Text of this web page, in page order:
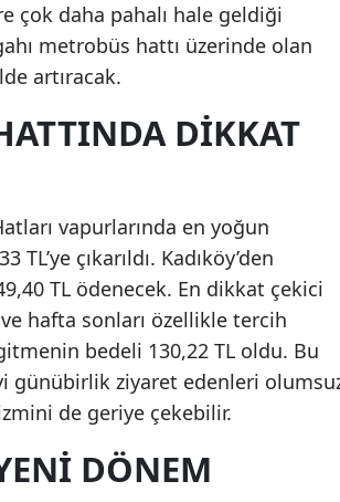
Mardin
Muğla
Muş
Ordu
Sakarya
Samsun
Sinop
çok daha pahalı hale geldiği
metrobüs hattı üzerinde olan
artıracak.
DIKKAT
vapurlarında en yoğun
çıkarıldı. Kadıköy’den
TL ödenecek. En dikkat çekici
ve hafta sonları özellikle tercih
bedeli 130,22 TL oldu. Bu
günübirlik ziyaret edenleri
de geriye çekebilir.
DÖNEM